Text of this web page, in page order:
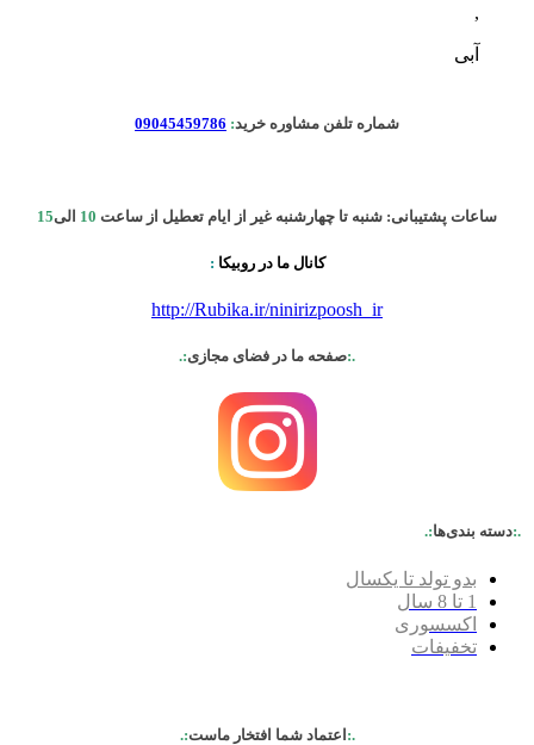
,
آبی
شماره تلفن مشاوره خرید:
09045459786
ساعات پشتیبانی: شنبه تا چهارشنبه غیر از ایام تعطیل از ساعت 10 الی15
کانال ما در روبیکا :
http://Rubika.ir/ninirizpoosh_ir
.:صفحه ما در فضای مجازی:.
.:دسته بندی‌ها:.
بدو تولد تا یکسال
1 تا 8 سال
اکسسوری
تخفیفات
.:اعتماد شما افتخار ماست:.